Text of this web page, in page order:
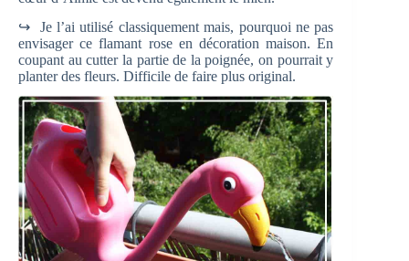
↪ Je l’ai utilisé classiquement mais, pourquoi ne pas
envisager ce flamant rose en décoration maison. En
coupant au cutter la partie de la poignée, on pourrait y
planter des fleurs. Difficile de faire plus original.